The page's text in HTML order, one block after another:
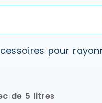
pour
de 5 litres